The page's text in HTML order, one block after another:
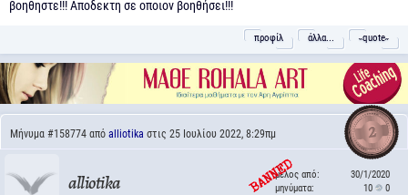
βοηθηστε!!! Αποδεκτη σε οποιον βοηθήσει!!!
προφίλ άλλα... ˵quote˶
2
Μήνυμα #158774 από alliotika στις 25 Ιουλίου 2022, 8:29πμ
alliotika μέλος από:
30/1/2020
μηνύματα:
10 0